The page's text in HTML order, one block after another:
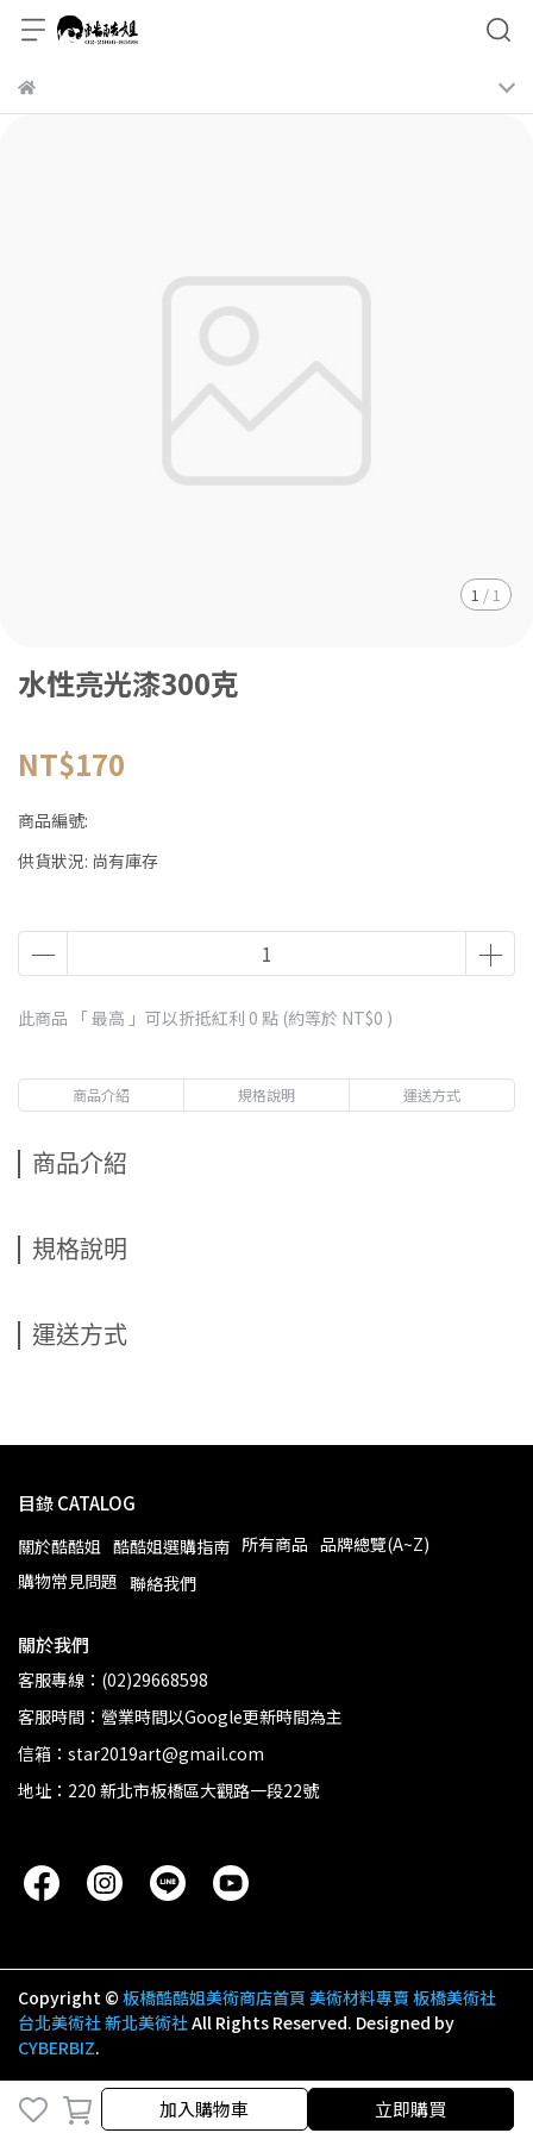
1 / 1
水性亮光漆300克
NT$170
商品編號:
供貨狀況: 尚有庫存
加入購物車 立即購買
此商品 「 最高 」可以折抵紅利 0 點 (約等於 NT$0 )
商品介紹 規格說明 運送方式
商品介紹
規格說明
運送方式
目錄 CATALOG
關於酷酷姐 酷酷姐選購指南 所有商品 品牌總覽(A~Z)
購物常見問題 聯絡我們
關於我們
客服專線：(02)29668598
客服時間：營業時間以Google更新時間為主
信箱：star2019art@gmail.com
地址：220 新北市板橋區大觀路一段22號
Copyright © 板橋酷酷姐美術商店首頁 美術材料專賣 板橋美術社
台北美術社 新北美術社All Rights Reserved. Designed by
CYBERBIZ.